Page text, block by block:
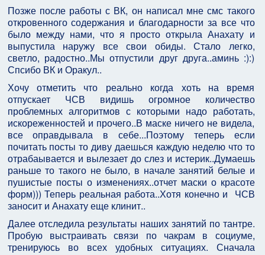
Позже после работы с ВК, он написал мне смс такого
откровенного содержания и благодарности за все что
было между нами, что я просто открыла Анахату и
выпустила наружу все свои обиды. Стало легко,
светло, радостно..Мы отпустили друг друга..аминь :):)
Спсибо ВК и Оракул..
Хочу отметить что реально когда хоть на время
отпускает ЧСВ видишь огромное количество
проблемных алгоритмов с которыми надо работать,
искореженностей и прочего..В маске ничего не видела,
все оправдывала в себе...Поэтому теперь если
почитать посты то диву даешься каждую неделю что то
отрабаывается и вылезает до слез и истерик..Думаешь
раньше то такого не было, в начале занятий белые и
пушистые посты о изменениях..отчет маски о красоте
форм))) Теперь реальная работа..Хотя конечно и ЧСВ
заносит и Анахату еще клинит..
Далее отследила результаты наших занятий по тантре.
Пробую выстраивать связи по чакрам в социуме,
тренируюсь во всех удобных ситуациях. Сначала